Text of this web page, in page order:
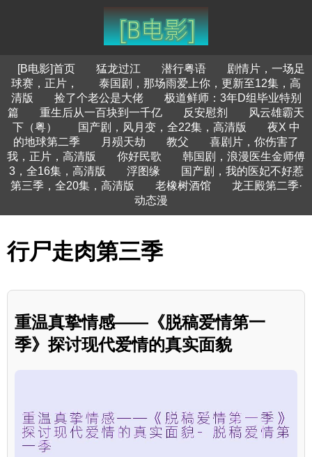
[B电影]首页 猛龙过江 潜行粤语
剧情片，一场足
球赛，正片，
泰国剧，那场雨爱上你，更新至12集，高
清版
捡了个老公是大佬
极道鲜师：3年D组毕业特别
篇
重生后从一百块到一千亿 反安慰剂
风云雄霸天
下（粤）
国产剧，风月变，全22集，高清版
夜X 中
的地球第二季
月殒天劫 教父
喜剧片，你伤害了
我，正片，高清版
你好民歌
韩国剧，浪漫医生金师傅
3，全16集，高清版
浮图缘
国产剧，我的医妃不好惹
第三季，全20集，高清版
老橡树酒馆
龙王殿第二季·
动态漫
行尸走肉第三季
重温真挚情感——《脱稿爱情第一
季》探讨现代爱情的真实面貌